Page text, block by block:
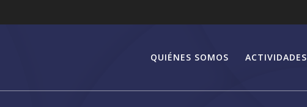
QUIÉNES SOMOS ACTIVIDADES